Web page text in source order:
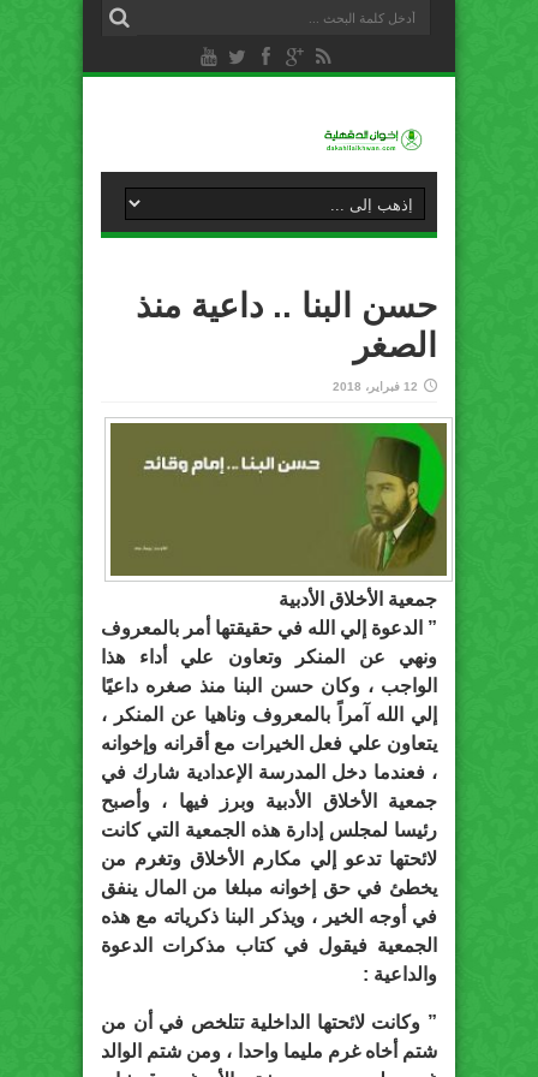
حسن البنا .. داعية منذ
الصغر
12 فبراير، 2018
جمعية الأخلاق الأدبية
” الدعوة إلي الله في حقيقتها أمر بالمعروف
ونهي عن المنكر وتعاون علي أداء هذا
الواجب ، وكان حسن البنا منذ صغره داعيًا
إلي الله آمراً بالمعروف وناهيا عن المنكر ،
يتعاون علي فعل الخيرات مع أقرانه وإخوانه
، فعندما دخل المدرسة الإعدادية شارك في
جمعية الأخلاق الأدبية وبرز فيها ، وأصبح
رئيسا لمجلس إدارة هذه الجمعية التي كانت
لائحتها تدعو إلي مكارم الأخلاق وتغرم من
يخطئ في حق إخوانه مبلغا من المال ينفق
في أوجه الخير ، ويذكر البنا ذكرياته مع هذه
الجمعية فيقول في كتاب مذكرات الدعوة
والداعية :
” وكانت لائحتها الداخلية تتلخص في أن من
شتم أخاه غرم مليما واحدا ، ومن شتم الوالد